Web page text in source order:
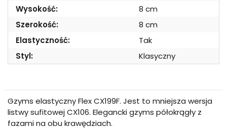
Wysokość:
8 cm
Szerokość:
8 cm
Elastyczność:
Tak
Styl:
Klasyczny
Gzyms elastyczny Flex CX199F. Jest to mniejsza wersja
listwy sufitowej CX106. Elegancki gzyms półokrągły z
fazami na obu krawędziach.